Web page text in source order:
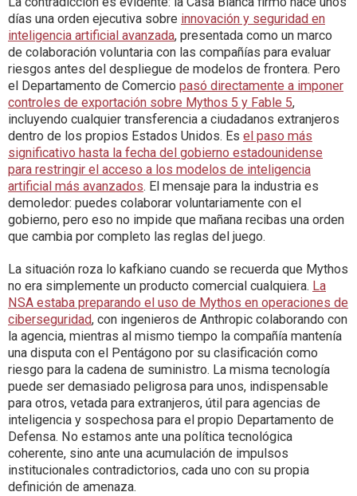
días una orden ejecutiva sobre innovación y seguridad en
inteligencia artificial avanzada, presentada como un marco
de colaboración voluntaria con las compañías para evaluar
riesgos antes del despliegue de modelos de frontera. Pero
el Departamento de Comercio pasó directamente a imponer
controles de exportación sobre Mythos 5 y Fable 5,
incluyendo cualquier transferencia a ciudadanos extranjeros
dentro de los propios Estados Unidos. Es el paso más
significativo hasta la fecha del gobierno estadounidense
para restringir el acceso a los modelos de inteligencia
artificial más avanzados. El mensaje para la industria es
demoledor: puedes colaborar voluntariamente con el
gobierno, pero eso no impide que mañana recibas una orden
que cambia por completo las reglas del juego.
La situación roza lo kafkiano cuando se recuerda que Mythos
no era simplemente un producto comercial cualquiera. La
NSA estaba preparando el uso de Mythos en operaciones de
ciberseguridad, con ingenieros de Anthropic colaborando con
la agencia, mientras al mismo tiempo la compañía mantenía
una disputa con el Pentágono por su clasificación como
riesgo para la cadena de suministro. La misma tecnología
puede ser demasiado peligrosa para unos, indispensable
para otros, vetada para extranjeros, útil para agencias de
inteligencia y sospechosa para el propio Departamento de
Defensa. No estamos ante una política tecnológica
coherente, sino ante una acumulación de impulsos
institucionales contradictorios, cada uno con su propia
definición de amenaza.